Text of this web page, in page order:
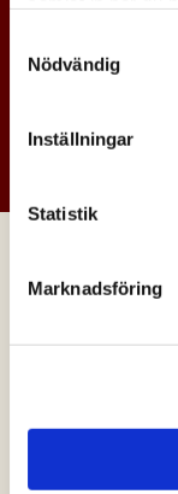
Nödvändig
Inställningar
Statistik
Marknadsföring
GÖR